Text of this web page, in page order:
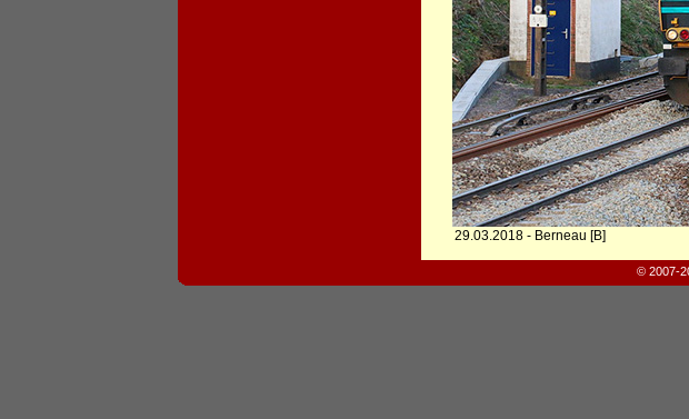
29.03.2018 - Berneau [B]
© 2007-